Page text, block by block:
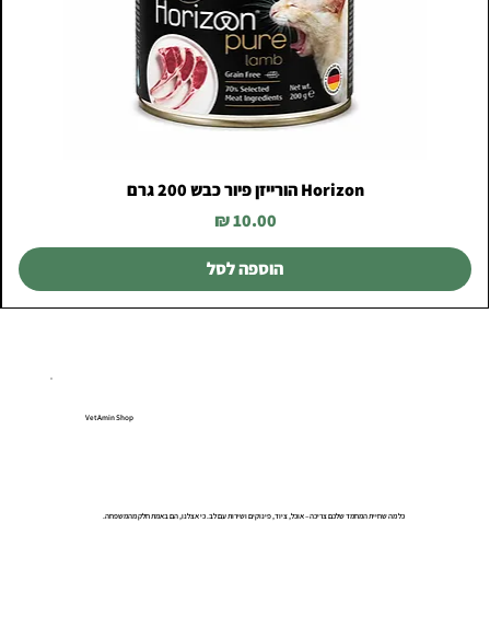
Horizon הורייזן פיור כבש 200 גרם
מחיר
הוספה לסל
VetAmin Shop
כל מה שחיית המחמד שלכם צריכה – אוכל, ציוד, פינוקים ושירות עם לב. כי אצלנו, הם באמת חלק מהמשפחה.